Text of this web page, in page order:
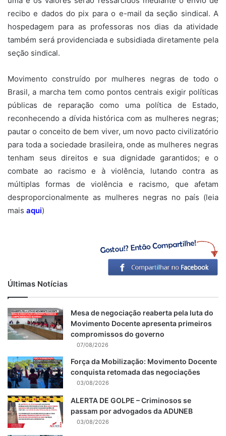
recibo e dados do pix para o e-mail da seção sindical. A
hospedagem para as professoras nos dias da atividade
também será providenciada e subsidiada diretamente pela
seção sindical.
Movimento construído por mulheres negras de todo o
Brasil, a marcha tem como pontos centrais exigir políticas
públicas de reparação como uma política de Estado,
reconhecendo a dívida histórica com as mulheres negras;
pautar o conceito de bem viver, um novo pacto civilizatório
para toda a sociedade brasileira, onde as mulheres negras
tenham seus direitos e sua dignidade garantidos; e o
combate ao racismo e à violência, lutando contra as
múltiplas formas de violência e racismo, que afetam
desproporcionalmente as mulheres negras no país (leia
mais aqui)
Últimas Notícias
Mesa de negociação reaberta pela luta do
Movimento Docente apresenta primeiros
compromissos do governo
07/08/2026
Força da Mobilização: Movimento Docente
conquista retomada das negociações
03/08/2026
ALERTA DE GOLPE – Criminosos se
passam por advogados da ADUNEB
03/08/2026